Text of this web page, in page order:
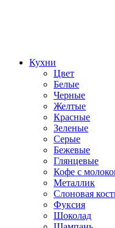
Кухни
Цвет
Белые
Черные
Желтые
Красные
Зеленые
Серые
Бежевые
Глянцевые
Кофе с
Металлик
Слоновая
Фуксия
Шоколад